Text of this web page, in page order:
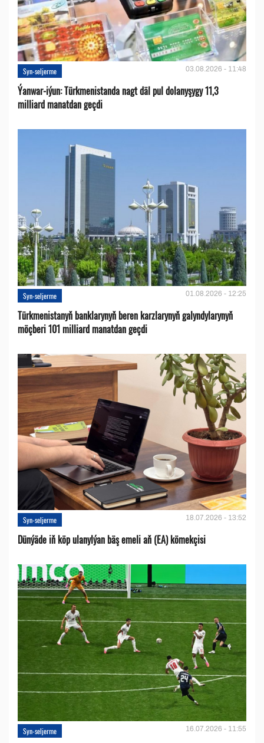
Syn-seljerme 03.08.2026 - 11:48
Ýanwar-iýun: Türkmenistanda nagt däl pul dolanyşygy 11,3
milliard manatdan geçdi
Syn-seljerme 01.08.2026 - 12:25
Türkmenistanyň banklarynyň beren karzlarynyň galyndylarynyň
möçberi 101 milliard manatdan geçdi
Syn-seljerme 18.07.2026 - 13:52
Dünýäde iň köp ulanylýan bäş emeli aň (EA) kömekçisi
Syn-seljerme 16.07.2026 - 11:55